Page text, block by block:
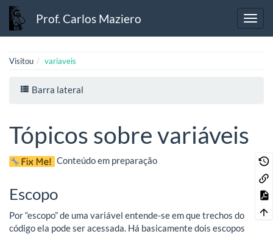
Prof. Carlos Maziero
Visitou variaveis
Barra lateral
Tópicos sobre variáveis
Conteúdo em preparação
Escopo
Por “escopo” de uma variável entende-se em que trechos do
código ela pode ser acessada. Há basicamente dois escopos